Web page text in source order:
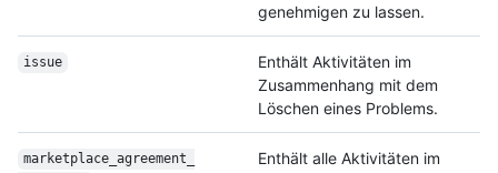
genehmigen zu lassen.
issue
Enthält Aktivitäten im
Zusammenhang mit dem
Löschen eines Problems.
marketplace_agreement_
Enthält alle Aktivitäten im